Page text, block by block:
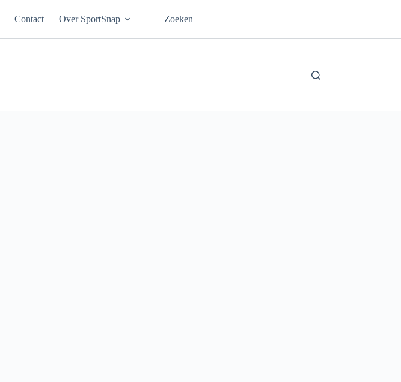
Contact Over SportSnap Zoeken